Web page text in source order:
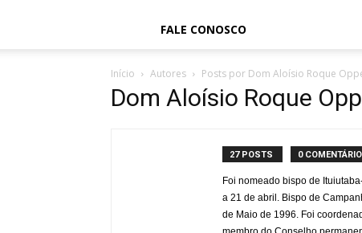
FALE CONOSCO
Início Autores Posts por Dom Aloísio Roque
Dom Aloísio Roque
27 POSTS 0
Foi nomeado bispo de
a 21 de abril. Bispo de
de Maio de 1996. Foi